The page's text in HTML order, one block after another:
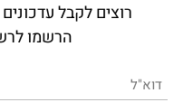
רוצים לקבל
הרשמו